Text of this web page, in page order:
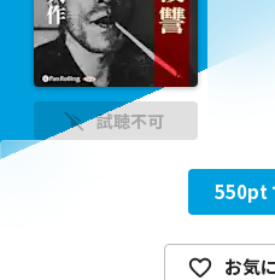
試聴不可
550pt
お気